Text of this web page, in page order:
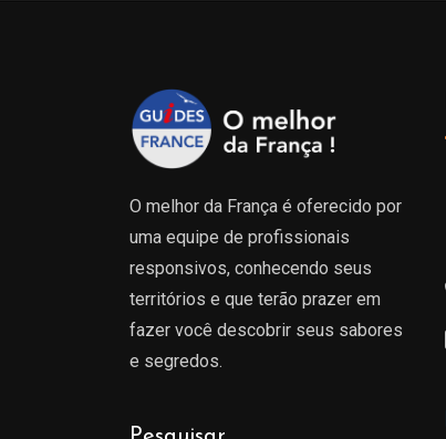
O melhor da França é oferecido por
uma equipe de profissionais
responsivos, conhecendo seus
territórios e que terão prazer em
fazer você descobrir seus sabores
e segredos.